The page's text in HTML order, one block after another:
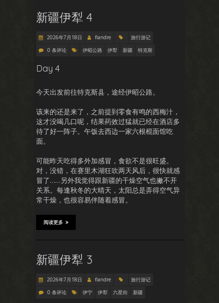
新疆伊犁 4
2026年7月18日 flandre
旅行游记
0 条评论
伊昭公路 伊犁 新疆 特克斯
Day 4
今天出发前往特克斯县，途经伊昭公路。
该来的还是来了，之前提到零食有鸣的西梅汁，
这才没喝几口呢，结果药效过猛就已经在酒店多
待了好一阵子。午饭去西边一家六根棍面馆吃
面。
可能昨天吃得多外加感冒，食欲不是很旺盛。
对，没错，在赛里木湖狂吹两天风后，很快就感
冒了……另外我觉得跟新疆的干燥空气也撇不开
关系。每逢秋冬的大晴天，太阳总是弄得空气异
常干燥，也很容易伴随着感冒。
阅读更多
新疆伊犁 3
2026年7月18日 flandre
旅行游记
0 条评论
伊宁 伊犁 六星街 新疆